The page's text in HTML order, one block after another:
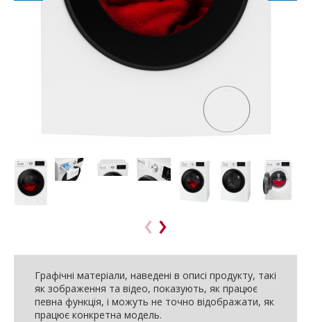
Графічні матеріали, наведені в описі продукту, такі
як зображення та відео, показують, як працює
певна функція, і можуть не точно відображати, як
працює конкретна модель.